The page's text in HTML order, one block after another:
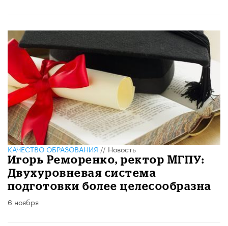
КАЧЕСТВО ОБРАЗОВАНИЯ // Новость
Игорь Реморенко, ректор МГПУ:
Двухуровневая система
подготовки более целесообразна
6 ноября